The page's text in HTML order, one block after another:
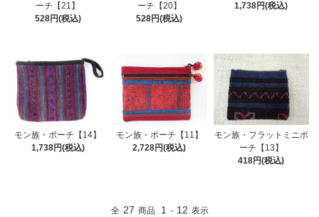
ーチ【21】
528円(税込)
ーチ【20】
528円(税込)
1,738円(税込)
モン族・ポーチ【14】
1,738円(税込)
モン族・ポーチ【11】
2,728円(税込)
モン族・フラットミニポ
ーチ【13】
418円(税込)
全 27 商品 1 - 12 表示